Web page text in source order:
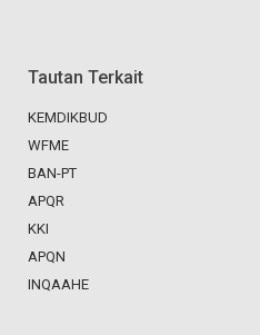
Tautan Terkait
KEMDIKBUD
WFME
BAN-PT
APQR
KKI
APQN
INQAAHE